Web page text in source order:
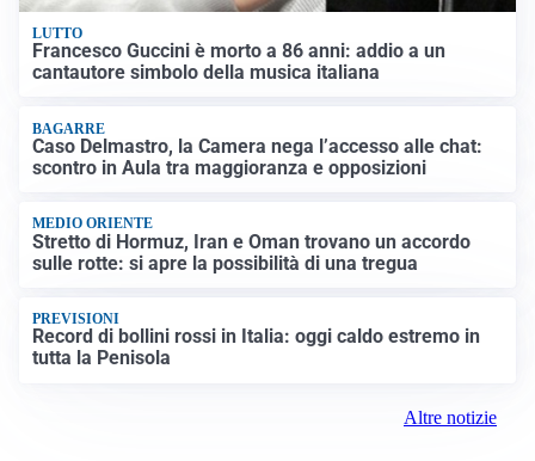
LUTTO
Francesco Guccini è morto a 86 anni: addio a un
cantautore simbolo della musica italiana
BAGARRE
Caso Delmastro, la Camera nega l’accesso alle chat:
scontro in Aula tra maggioranza e opposizioni
MEDIO ORIENTE
Stretto di Hormuz, Iran e Oman trovano un accordo
sulle rotte: si apre la possibilità di una tregua
PREVISIONI
Record di bollini rossi in Italia: oggi caldo estremo in
tutta la Penisola
Altre notizie